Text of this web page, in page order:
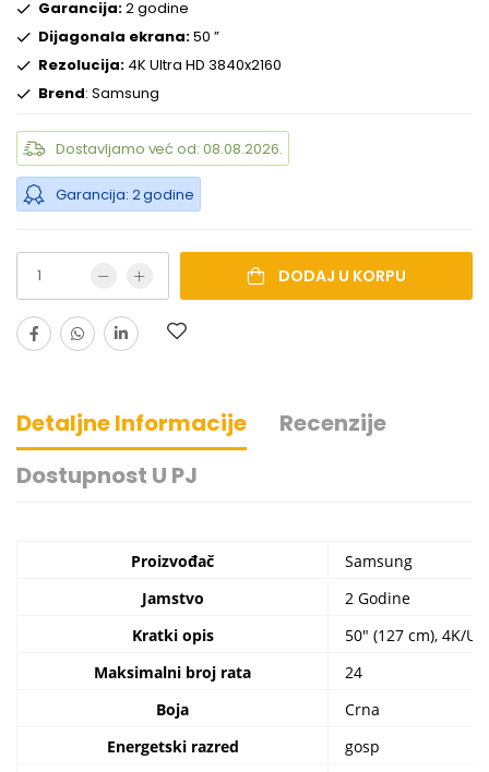
Garancija:2 godine
Dijagonala ekrana:50 ”
Rezolucija: 4K Ultra HD 3840x2160
Brend: Samsung
Dostavljamo već od: 08.08.2026.
Garancija: 2 godine
DODAJ U KORPU
Detaljne Informacije
Recenzije
Dostupnost U PJ
Proizvođač
Samsung
Jamstvo
2 Godine
Kratki opis
50" (127 cm), 4K/
Maksimalni broj rata
24
Boja
Crna
Energetski razred
gosp